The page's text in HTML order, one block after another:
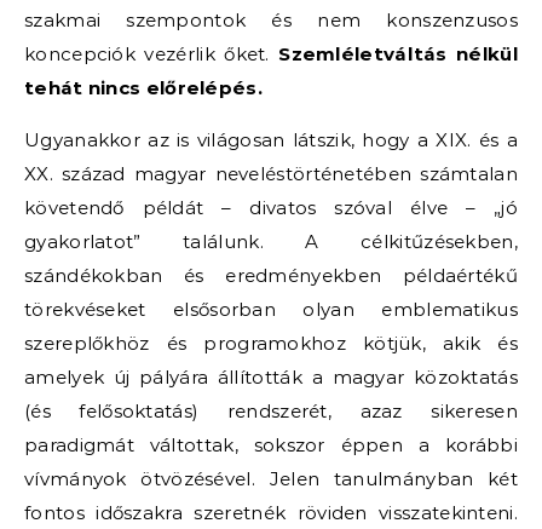
szakmai szempontok és nem konszenzusos
koncepciók vezérlik őket. Szemléletváltás nélkül
tehát nincs előrelépés.
Ugyanakkor az is világosan látszik, hogy a XIX. és a
XX. század magyar neveléstörténetében számtalan
követendő példát – divatos szóval élve – „jó
gyakorlatot” találunk. A célkitűzésekben,
szándékokban és eredményekben példaértékű
törekvéseket elsősorban olyan emblematikus
szereplőkhöz és programokhoz kötjük, akik és
amelyek új pályára állították a magyar közoktatás
(és felősoktatás) rendszerét, azaz sikeresen
paradigmát váltottak, sokszor éppen a korábbi
vívmányok ötvözésével. Jelen tanulmányban két
fontos időszakra szeretnék röviden visszatekinteni.